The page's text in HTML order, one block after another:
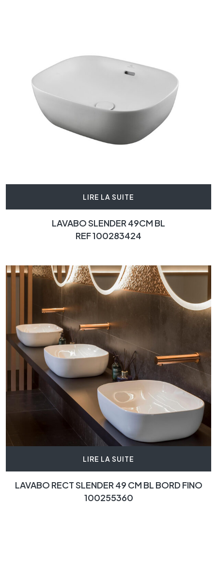
LIRE LA SUITE
LAVABO SLENDER 49CM BL
REF 100283424
LIRE LA SUITE
LAVABO RECT SLENDER 49 CM BL BORD FINO
100255360